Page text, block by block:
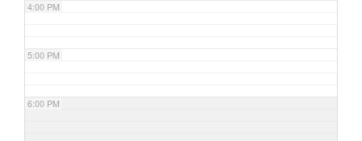
4:00 PM
5:00 PM
6:00 PM